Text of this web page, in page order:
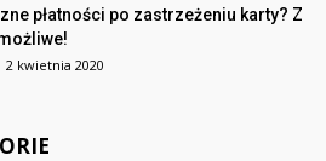
płatności po zastrzeżeniu karty? Z
2 kwietnia 2020